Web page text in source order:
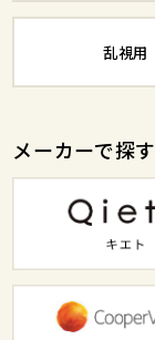
乱視用
メーカーで探す